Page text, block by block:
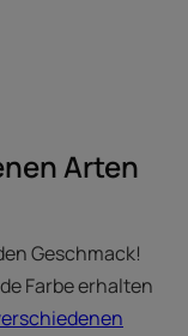
Arten
Geschmack!
Farbe erhalten